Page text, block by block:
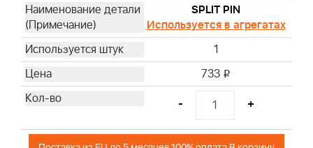
SPLIT PIN
Используется в агрегатах
1
733 i
- +